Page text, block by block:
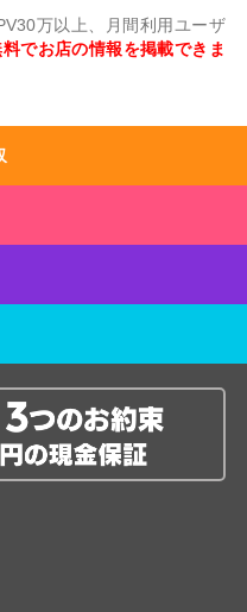
万以上、月間利用ユーザ
料でお店の情報を掲載できま